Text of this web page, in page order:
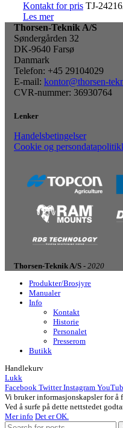
Kontakt for pris TJ-
Les mer
Thorsen-Teknik A/S
Søndergården 32
DK-9640 Farsø
Danmark
Telefon: +45 29104029
E-mail: kontor@thorsen-
CVR-nummer: 36930764
Lenker
Handelsbetingelser
Cookie og
Thorsen-Teknik A/S - 2020
Produkter/Brosjyre
Manualer
Info
Kontakt
Historie
Personalet
Presserom
Butikk
Handlekurv
Lukk
Facebook Twitter Instagram
Vi bruker informasjonskapsler for å
Ved å surfe på dette nettstedet
Mer info Det er OK.